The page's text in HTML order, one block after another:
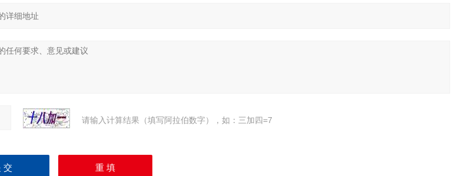
请输入计算结果（填写阿拉伯数字），如：三加四=7